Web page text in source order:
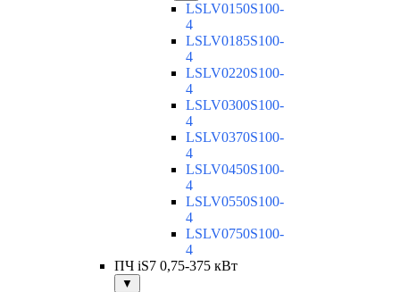
LSLV0150S100-
4
LSLV0185S100-
4
LSLV0220S100-
4
LSLV0300S100-
4
LSLV0370S100-
4
LSLV0450S100-
4
LSLV0550S100-
4
LSLV0750S100-
4
ПЧ iS7 0,75-375 кВт
▼